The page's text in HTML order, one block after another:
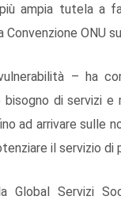
ampia tutela a
ONU
– ha
di servizi e
ad arrivare sulle
il servizio di
Global Servizi